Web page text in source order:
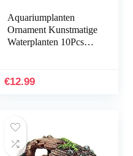
Aquariumplanten
Ornament Kunstmatige
Waterplanten 10Pcs
Aquarium Planten
€12.99